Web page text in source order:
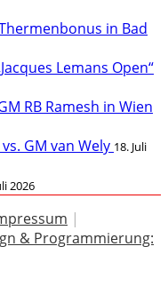
in Bad
Lemans Open“
RB Ramesh in Wien
GM van Wely 18. Juli
2026
|
& Programmierung: